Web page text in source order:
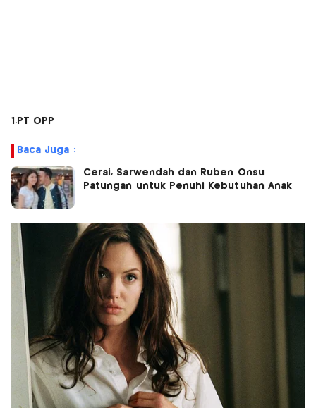
1.PT OPP
Baca Juga :
Cerai, Sarwendah dan Ruben Onsu
Patungan untuk Penuhi Kebutuhan Anak